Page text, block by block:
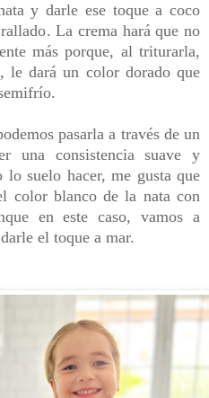
y darle ese toque a coco
. La crema hará que no
más porque, al triturarla,
le dará un color dorado que
pasarla a través de un
una consistencia suave y
lo suelo hacer, me gusta que
color blanco de la nata con
en este caso, vamos a
el toque a mar.